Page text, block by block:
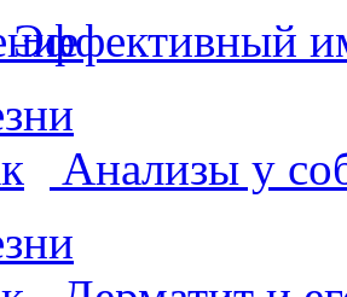
Эффективный
Анализы у